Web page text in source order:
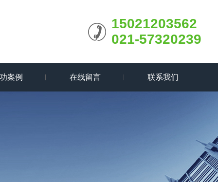
15021203562
021-57320239
案例 在线留言 联系我们